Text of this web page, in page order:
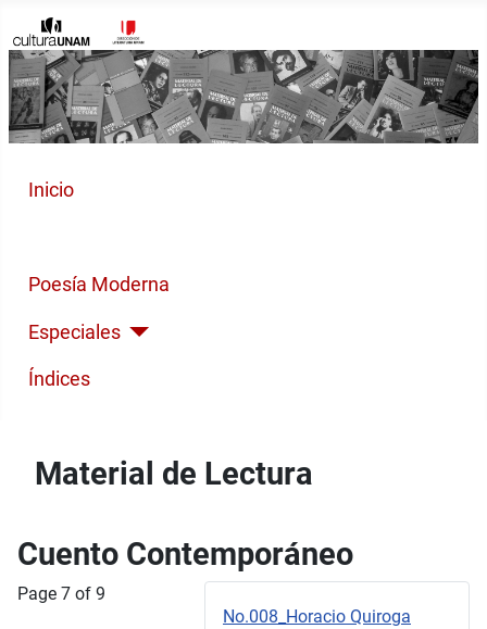
Inicio
Poesía Moderna
Especiales
Índices
Material de Lectura
Cuento Contemporáneo
No.008_Horacio Quiroga
Page 7 of 9